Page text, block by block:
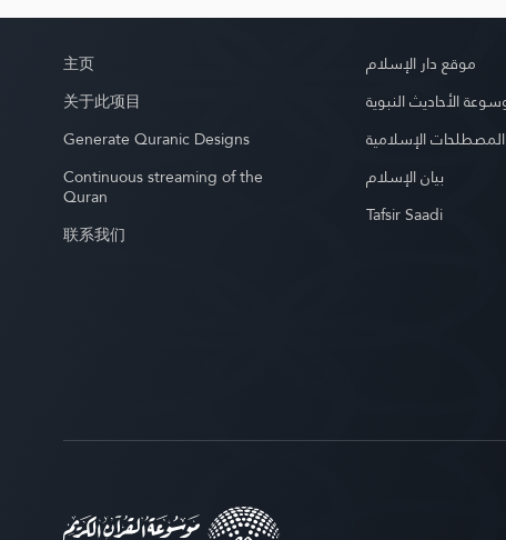
主页
关于此项目
Generate Quranic Designs
Continuous streaming of the
Quran
联系我们
موقع دار الإسلام
الأحاديث النبوية
الإسلامية
بيان الإسلام
Tafsir Saadi